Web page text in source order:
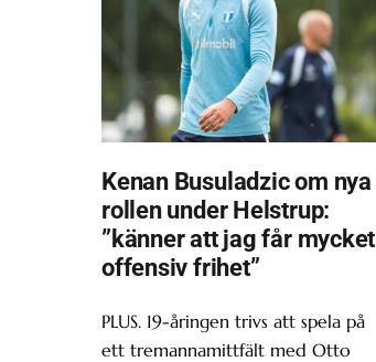
Kenan Busuladzic om nya
rollen under Helstrup:
”känner att jag får mycket
offensiv frihet”
PLUS. 19-åringen trivs att spela på
ett tremannamittfält med Otto